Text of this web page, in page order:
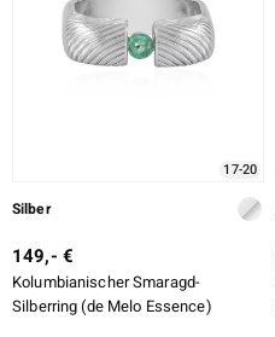
17-20
Silber
149,- €
Kolumbianischer Smaragd-
Silberring (de Melo Essence)